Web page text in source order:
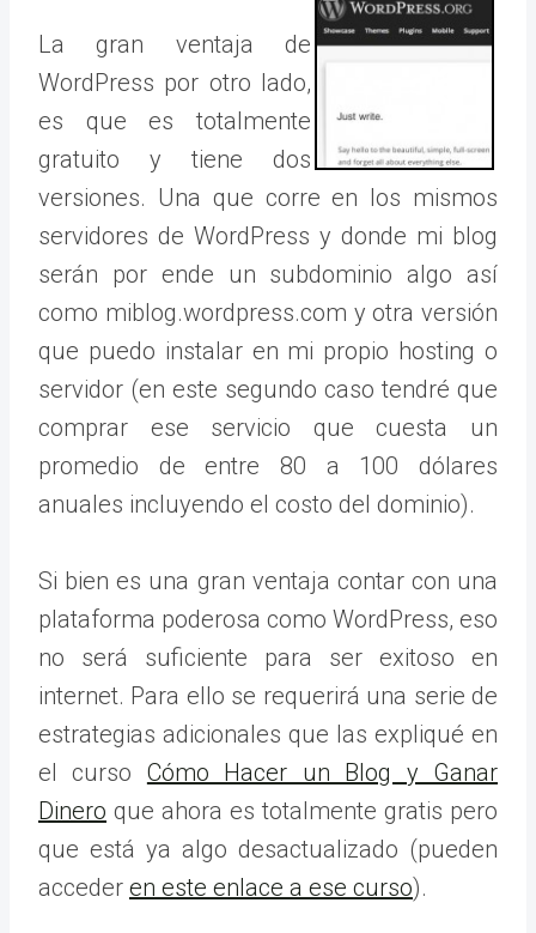
La gran ventaja de
WordPress por otro lado,
es que es totalmente
gratuito y tiene dos
versiones. Una que corre en los mismos
servidores de WordPress y donde mi blog
serán por ende un subdominio algo así
como miblog.wordpress.com y otra versión
que puedo instalar en mi propio hosting o
servidor (en este segundo caso tendré que
comprar ese servicio que cuesta un
promedio de entre 80 a 100 dólares
anuales incluyendo el costo del dominio).
Si bien es una gran ventaja contar con una
plataforma poderosa como WordPress, eso
no será suficiente para ser exitoso en
internet. Para ello se requerirá una serie de
estrategias adicionales que las expliqué en
el curso Cómo Hacer un Blog y Ganar
Dinero que ahora es totalmente gratis pero
que está ya algo desactualizado (pueden
acceder en este enlace a ese curso).